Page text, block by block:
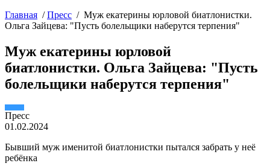
Главная /Пресс / Муж екатерины юрловой биатлонистки.
Ольга Зайцева: "Пусть болельщики наберутся терпения"
Муж екатерины юрловой
биатлонистки. Ольга Зайцева: "Пусть
болельщики наберутся терпения"
Пресс
01.02.2024
Бывший муж именитой биатлонистки пытался забрать у неё
ребёнка